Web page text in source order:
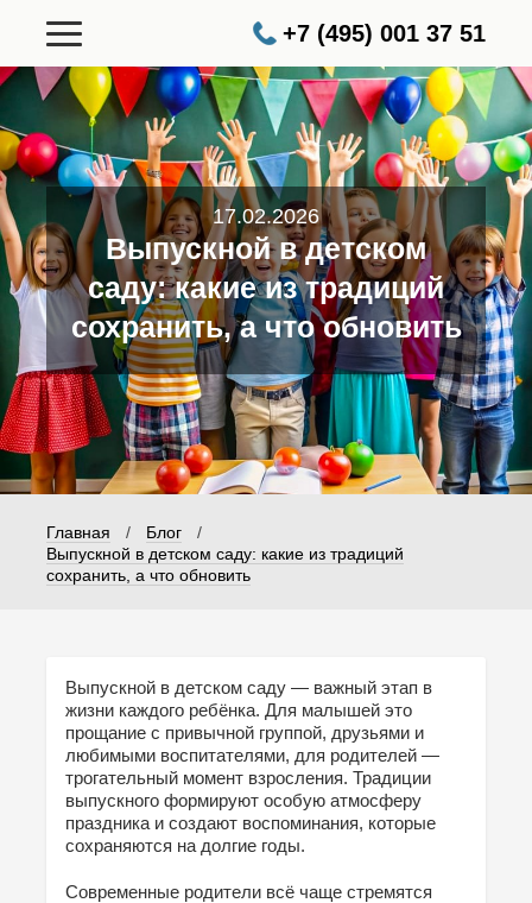
+7 (495) 001 37 51
17.02.2026
Выпускной в детском
саду: какие из традиций
сохранить, а что обновить
Главная / Блог
/
Выпускной в детском саду: какие из традиций
сохранить, а что обновить
Выпускной в детском саду — важный этап в
жизни каждого ребёнка. Для малышей это
прощание с привычной группой, друзьями и
любимыми воспитателями, для родителей —
трогательный момент взросления. Традиции
выпускного формируют особую атмосферу
праздника и создают воспоминания, которые
сохраняются на долгие годы.
Современные родители всё чаще стремятся